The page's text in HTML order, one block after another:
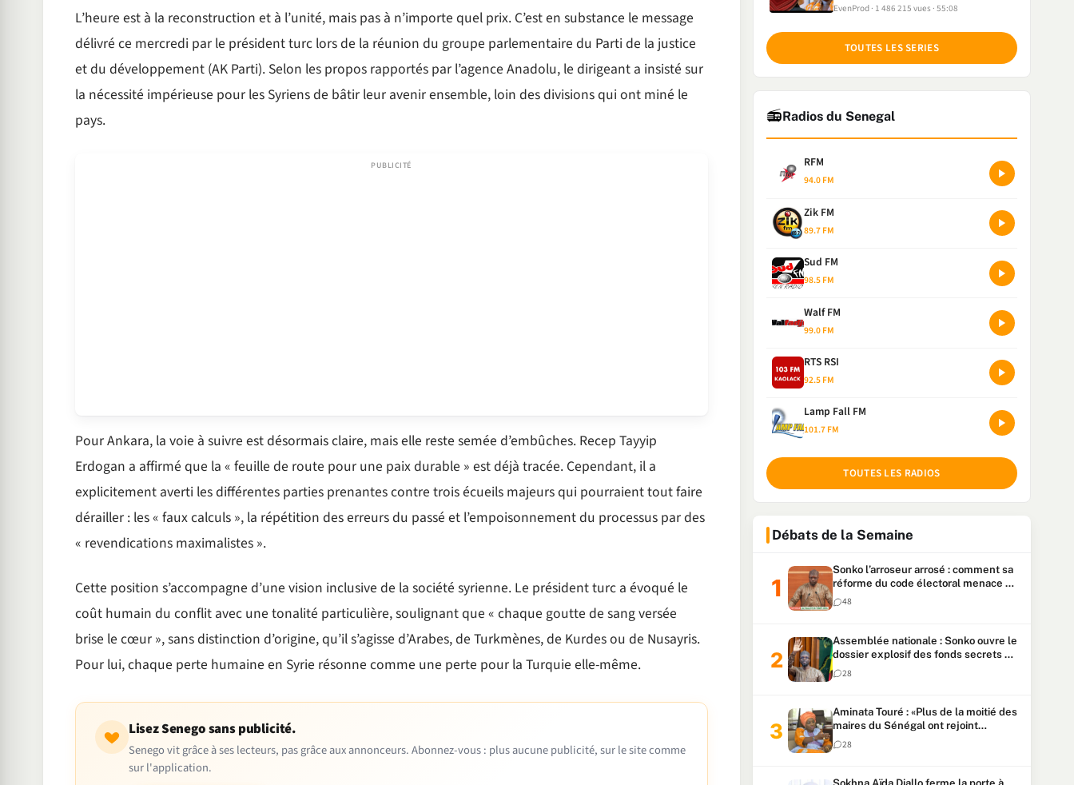
L’heure est à la reconstruction et à l’unité, mais pas à n’importe quel prix. C’est en substance le message
délivré ce mercredi par le président turc lors de la réunion du groupe parlementaire du Parti de la justice
et du développement (AK Parti). Selon les propos rapportés par l’agence Anadolu, le dirigeant a insisté sur
la nécessité impérieuse pour les Syriens de bâtir leur avenir ensemble, loin des divisions qui ont miné le
pays.
Pour Ankara, la voie à suivre est désormais claire, mais elle reste semée d’embûches. Recep Tayyip
Erdogan a affirmé que la « feuille de route pour une paix durable » est déjà tracée. Cependant, il a
explicitement averti les différentes parties prenantes contre trois écueils majeurs qui pourraient tout faire
dérailler : les « faux calculs », la répétition des erreurs du passé et l’empoisonnement du processus par des
« revendications maximalistes ».
Cette position s’accompagne d’une vision inclusive de la société syrienne. Le président turc a évoqué le
coût humain du conflit avec une tonalité particulière, soulignant que « chaque goutte de sang versée
brise le cœur », sans distinction d’origine, qu’il s’agisse d’Arabes, de Turkmènes, de Kurdes ou de Nusayris.
Pour lui, chaque perte humaine en Syrie résonne comme une perte pour la Turquie elle-même.
Lisez Senego sans publicité.
Senego vit grâce à ses lecteurs, pas grâce aux annonceurs. Abonnez-vous : plus aucune publicité, sur le site comme
sur l'application.
EvenProd 1 486 215 vues 55:08
TOUTES LES SERIES
📻Radios du Senegal
RFM
94.0 FM
Zik FM
89.7 FM
Sud FM
98.5 FM
Walf FM
99.0 FM
RTS RSI
92.5 FM
Lamp Fall FM
101.7 FM
TOUTES LES RADIOS
Débats de la Semaine
Sonko l’arroseur arrosé : comment sa
réforme du code électoral menace sa
candidature
48
Assemblée nationale : Sonko ouvre le
dossier explosif des fonds secrets et
du patrimoine présidentiel
28
Aminata Touré : «Plus de la moitié des
maires du Sénégal ont rejoint
Kiiraay»
28